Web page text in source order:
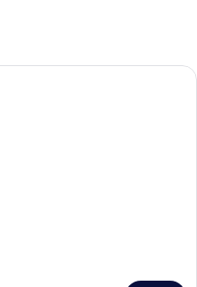
로맨틱 더블룸 | 객실 내 금고, 책상, 암